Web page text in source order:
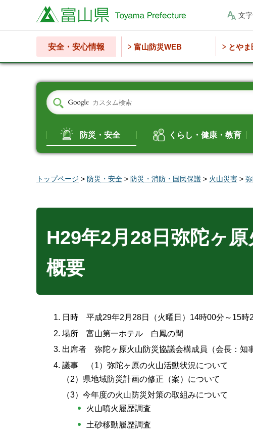
富山県 文
安全・安心情報 富山防災WEB とや
防災・安全 くらし・健康・教育
トップページ > 防災・安全 > 防災・消防・国民保護 > 火山災害 >
H29年2月28日弥陀ヶ
概要
日時 平成29年2月28日（火曜日）14時00分～15時
場所 富山第一ホテル 白鳳の間
出席者 弥陀ヶ原火山防災協議会構成員（会長：知
議事 （1）弥陀ヶ原の火山活動状況について
（2）県地域防災計画の修正（案）について
（3）今年度の火山防災対策の取組みについて
火山噴火履歴調査
土砂移動履歴調査